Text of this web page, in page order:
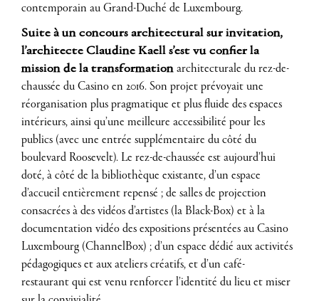
contemporain au Grand-Duché de Luxembourg.
Suite à un concours architectural sur invitation,
l’architecte Claudine Kaell s’est vu confier la
mission de la transformation architecturale du rez-de-
chaussée du Casino en 2016. Son projet prévoyait une
réorganisation plus pragmatique et plus fluide des espaces
intérieurs, ainsi qu’une meilleure accessibilité pour les
publics (avec une entrée supplémentaire du côté du
boulevard Roosevelt). Le rez-de-chaussée est aujourd’hui
doté, à côté de la bibliothèque existante, d’un espace
d’accueil entièrement repensé ; de salles de projection
consacrées à des vidéos d’artistes (la Black-Box) et à la
documentation vidéo des expositions présentées au Casino
Luxembourg (ChannelBox) ; d’un espace dédié aux activités
pédagogiques et aux ateliers créatifs, et d’un café-
restaurant qui est venu renforcer l’identité du lieu et miser